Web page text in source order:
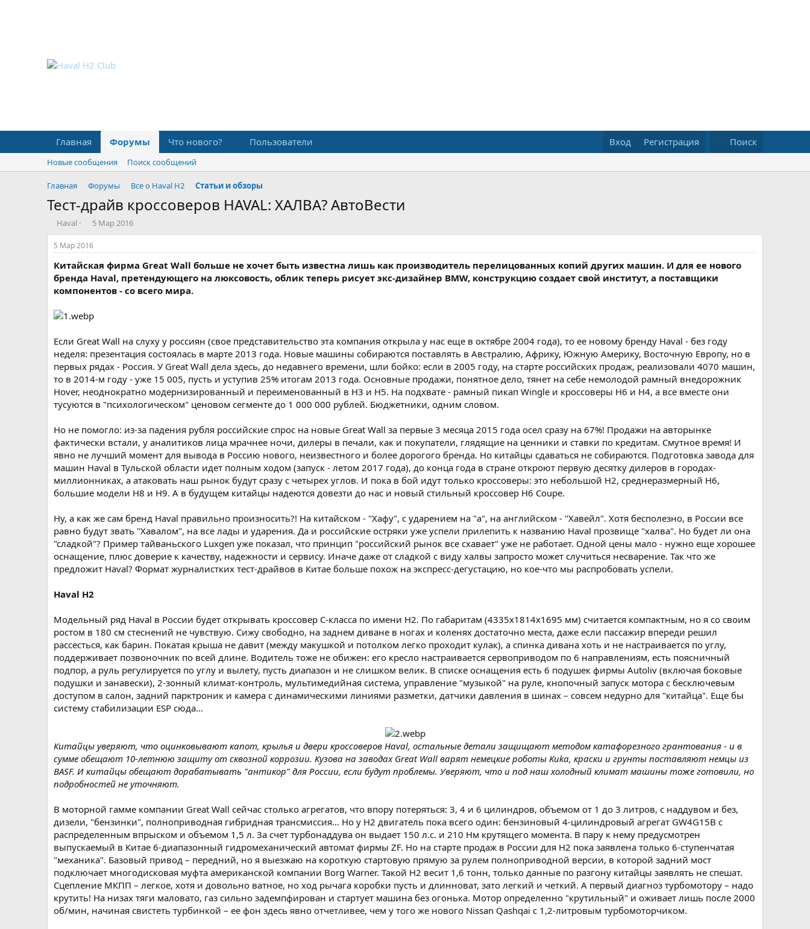
Главная Форумы Что нового? Пользователи Вход Регистрация Поиск
Новые сообщения Поиск сообщений
Главная Форумы Все о Haval H2 Статьи и обзоры
Тест-драйв кроссоверов HAVAL: ХАЛВА? АвтоВести
А
в
т
о
р
т
е
ы
Haval
Д
а
т
а
н
а
ч
а
5 Мар 2016
5 Мар 2016
Китайская фирма Great Wall больше не хочет быть известна лишь как производитель перелицованных копий других машин. И для ее нового
бренда Haval, претендующего на люксовость, облик теперь рисует экс-дизайнер BMW, конструкцию создает свой институт, а поставщики
компонентов - со всего мира.
Если Great Wall на слуху у россиян (свое представительство эта компания открыла у нас еще в октябре 2004 года), то ее новому бренду Haval - без году
неделя: презентация состоялась в марте 2013 года. Новые машины собираются поставлять в Австралию, Африку, Южную Америку, Восточную Европу, но в
первых рядах - Россия. У Great Wall дела здесь, до недавнего времени, шли бойко: если в 2005 году, на старте российских продаж, реализовали 4070 машин,
то в 2014-м году - уже 15 005, пусть и уступив 25% итогам 2013 года. Основные продажи, понятное дело, тянет на себе немолодой рамный внедорожник
Hover, неоднократно модернизированный и переименованный в Н3 и Н5. На подхвате - рамный пикап Wingle и кроссоверы Н6 и Н4, а все вместе они
тусуются в "психологическом" ценовом сегменте до 1 000 000 рублей. Бюджетники, одним словом.
Но не помогло: из-за падения рубля российские спрос на новые Great Wall за первые 3 месяца 2015 года осел сразу на 67%! Продажи на авторынке
фактически встали, у аналитиков лица мрачнее ночи, дилеры в печали, как и покупатели, глядящие на ценники и ставки по кредитам. Смутное время! И
явно не лучший момент для вывода в Россию нового, неизвестного и более дорогого бренда. Но китайцы сдаваться не собираются. Подготовка завода для
машин Haval в Тульской области идет полным ходом (запуск - летом 2017 года), до конца года в стране откроют первую десятку дилеров в городах-
миллионниках, а атаковать наш рынок будут сразу с четырех углов. И пока в бой идут только кроссоверы: это небольшой Н2, среднеразмерный Н6,
большие модели Н8 и Н9. А в будущем китайцы надеются довезти до нас и новый стильный кроссовер Н6 Coupe.
Ну, а как же сам бренд Haval правильно произносить?! На китайском - "Хафу", с ударением на "а", на английском - "Хавейл". Хотя бесполезно, в России все
равно будут звать "Хавалом", на все лады и ударения. Да и российские остряки уже успели прилепить к названию Haval прозвище "халва". Но будет ли она
"сладкой"? Пример тайваньского Luxgen уже показал, что принцип "российский рынок все схавает" уже не работает. Одной цены мало - нужно еще хорошее
оснащение, плюс доверие к качеству, надежности и сервису. Иначе даже от сладкой с виду халвы запросто может случиться несварение. Так что же
предложит Haval? Формат журналистких тест-драйвов в Китае больше похож на экспресс-дегустацию, но кое-что мы распробовать успели.
Haval Н2
Модельный ряд Haval в России будет открывать кроссовер С-класса по имени Н2. По габаритам (4335х1814х1695 мм) считается компактным, но я со своим
ростом в 180 см стеснений не чувствую. Сижу свободно, на заднем диване в ногах и коленях достаточно места, даже если пассажир впереди решил
рассесться, как барин. Покатая крыша не давит (между макушкой и потолком легко проходит кулак), а спинка дивана хоть и не настраивается по углу,
поддерживает позвоночник по всей длине. Водитель тоже не обижен: его кресло настраивается сервоприводом по 6 направлениям, есть поясничный
подпор, а руль регулируется по углу и вылету, пусть диапазон и не слишком велик. В списке оснащения есть 6 подушек фирмы Autoliv (включая боковые
подушки и занавески), 2-зонный климат-контроль, мультимедийная система, управление "музыкой" на руле, кнопочный запуск мотора с бесключевым
доступом в салон, задний парктроник и камера с динамическими линиями разметки, датчики давления в шинах – совсем недурно для "китайца". Еще бы
систему стабилизации ESP сюда…
Китайцы уверяют, что оцинковывают капот, крылья и двери кроссоверов Haval, остальные детали защищают методом катафорезного грантования - и в
сумме обещают 10-летнюю защиту от сквозной коррозии. Кузова на заводах Great Wall варят немецкие роботы Kuka, краски и грунты поставляют немцы из
BASF. И китайцы обещают дорабатывать "антикор" для России, если будут проблемы. Уверяют, что и под наш холодный климат машины тоже готовили, но
подробностей не уточняют.
В моторной гамме компании Great Wall сейчас столько агрегатов, что впору потеряться: 3, 4 и 6 цилиндров, объемом от 1 до 3 литров, с наддувом и без,
дизели, "бензинки", полноприводная гибридная трансмиссия… Но у Н2 двигатель пока всего один: бензиновый 4-цилиндровый агрегат GW4G15B с
распределенным впрыском и объемом 1,5 л. За счет турбонаддува он выдает 150 л.с. и 210 Нм крутящего момента. В пару к нему предусмотрен
выпускаемый в Китае 6-диапазонный гидромеханический автомат фирмы ZF. Но на старте продаж в России для Н2 пока заявлена только 6-ступенчатая
"механика". Базовый привод – передний, но я выезжаю на короткую стартовую прямую за рулем полноприводной версии, в которой задний мост
подключает многодисковая муфта американской компании Borg Warner. Такой Н2 весит 1,6 тонн, только данные по разгону китайцы заявлять не спешат.
Сцепление МКПП – легкое, хотя и довольно ватное, но ход рычага коробки пусть и длинноват, зато легкий и четкий. А первый диагноз турбомотору – надо
крутить! На низах тяги маловато, газ сильно задемпфирован и стартует машина без огонька. Мотор определенно "крутильный" и оживает лишь после 2000
об/мин, начиная свистеть турбинкой – ее фон здесь явно отчетливее, чем у того же нового Nissan Qashqai с 1,2-литровым турбомоторчиком.